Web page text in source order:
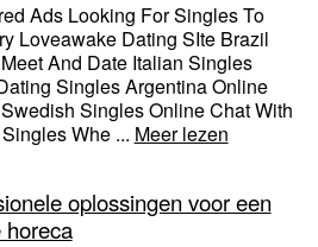
Ads Looking For Singles To
Loveawake Dating SIte Brazil
And Date Italian Singles
Singles Argentina Online
Singles Online Chat With
Whe ... Meer lezen
oplossingen voor een
horeca